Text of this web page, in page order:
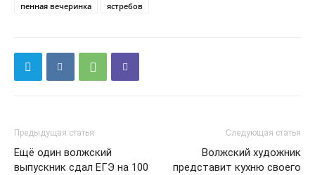
пенная вечеринка
ястребов
Предыдущая статья
Ещё один волжский
выпускник сдал ЕГЭ на 100
Следующая статья
Волжский художник
представит кухню своего